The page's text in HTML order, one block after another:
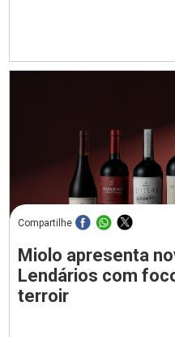
Compartilhe
Miolo apresenta
Lendários com
terroir